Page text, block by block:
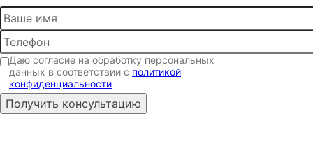
Даю согласие на обработку персональных
данных в соответствии с политикой
конфиденциальности